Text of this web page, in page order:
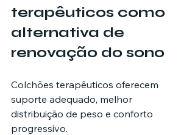
terapêuticos como
alternativa de
renovação do sono
Colchões terapêuticos oferecem
suporte adequado, melhor
distribuição de peso e conforto
progressivo.